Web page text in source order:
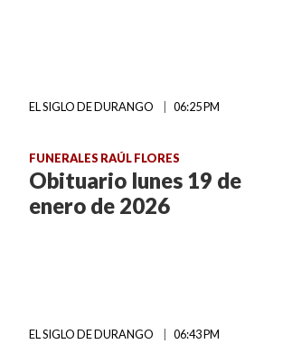
EL SIGLO DE DURANGO 06:25 PM
FUNERALES RAÚL FLORES
Obituario lunes 19 de
enero de 2026
EL SIGLO DE DURANGO 06:43 PM